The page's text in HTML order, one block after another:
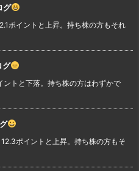
グ
ポイントと上昇。持ち株の方もそれ
グ
トと下落。持ち株の方はわずかで
ポイントと上昇。持ち株の方もそ